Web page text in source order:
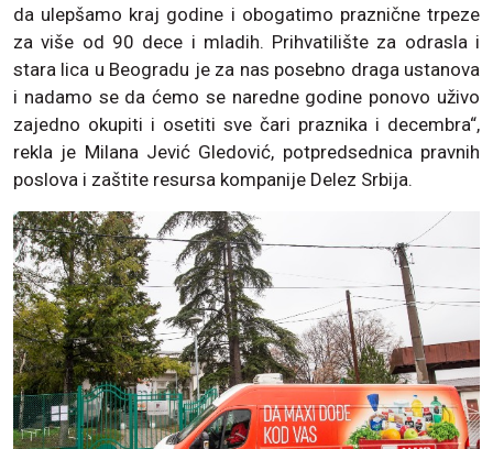
da ulepšamo kraj godine i obogatimo praznične trpeze
za više od 90 dece i mladih. Prihvatilište za odrasla i
stara lica u Beogradu je za nas posebno draga ustanova
i nadamo se da ćemo se naredne godine ponovo uživo
zajedno okupiti i osetiti sve čari praznika i decembra“,
rekla je Milana Jević Gledović, potpredsednica pravnih
poslova i zaštite resursa kompanije Delez Srbija.